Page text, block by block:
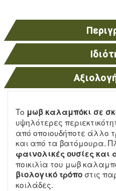
Το μωβ καλαμπόκι σε
υψηλότερες
από οποιουδήποτε άλλο
και από τα βατόμουρα.
φαινολικές ουσίες και
ποικιλία του μωβ
βιολογικό τρόπο στις
κοιλάδες.